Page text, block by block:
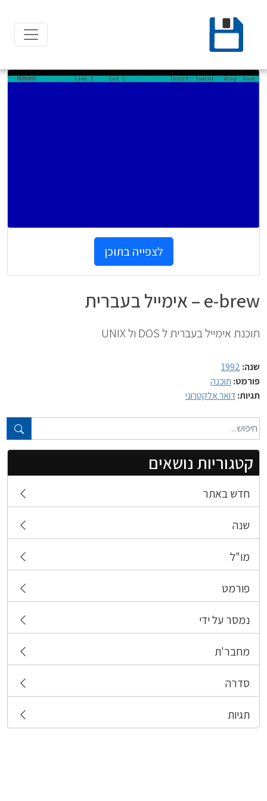
content
טקסט חופשי...
קטגוריות נושאים
חדש באתר
שנה
מו"ל
פורמט
נמסר על ידי
מחבר'ת
סדרה
תגיות
לצפייה בתוכן
e-brew – אימייל בעברית
תוכנת אימייל בעברית ל DOS ול UNIX
שנה: 1992
פורמט: תוכנה
תגיות:דואר אלקטרוני